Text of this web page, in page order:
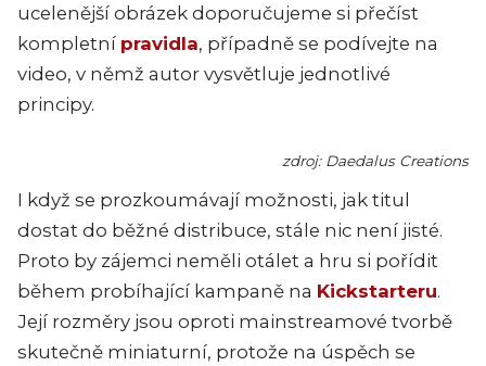
ucelenější obrázek doporučujeme si přečíst
kompletní pravidla, případně se podívejte na
video, v němž autor vysvětluje jednotlivé
principy.
zdroj: Daedalus Creations
I když se prozkoumávají možnosti, jak titul
dostat do běžné distribuce, stále nic není jisté.
Proto by zájemci neměli otálet a hru si pořídit
během probíhající kampaně na Kickstarteru.
Její rozměry jsou oproti mainstreamové tvorbě
skutečně miniaturní, protože na úspěch se